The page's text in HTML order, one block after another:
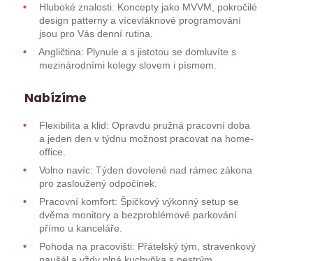
Hluboké znalosti: Koncepty jako MVVM, pokročilé
design patterny a vícevláknové programování
jsou pro Vás denní rutina.
Angličtina: Plynule a s jistotou se domluvíte s
mezinárodními kolegy slovem i písmem.
Nabízíme
Flexibilita a klid: Opravdu pružná pracovní doba
a jeden den v týdnu možnost pracovat na home-
office.
Volno navíc: Týden dovolené nad rámec zákona
pro zasloužený odpočinek.
Pracovní komfort: Špičkový výkonný setup se
dvěma monitory a bezproblémové parkování
přímo u kanceláře.
Pohoda na pracovišti: Přátelský tým, stravenkový